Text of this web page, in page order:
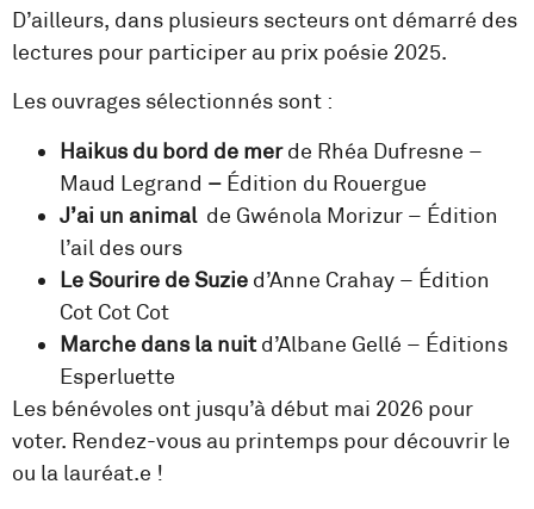
D’ailleurs, dans plusieurs secteurs ont démarré des
lectures pour participer au prix poésie 2025.
Les ouvrages sélectionnés sont :
Haikus du bord de merde Rhéa Dufresne –
Maud Legrand – Édition du Rouergue
J’ai un animal de Gwénola Morizur – Édition
l’ail des ours
Le Sourire de Suzie d’Anne Crahay – Édition
Cot Cot Cot
Marche dans la nuitd’Albane Gellé – Éditions
Esperluette
Les bénévoles ont jusqu’à début mai 2026 pour
voter. Rendez-vous au printemps pour découvrir le
ou la lauréat.e !